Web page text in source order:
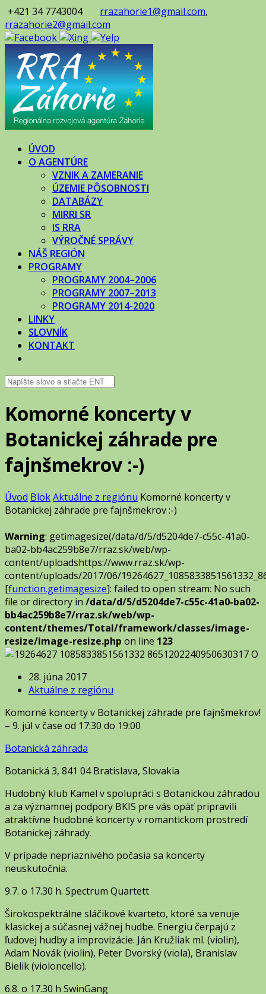
+421 34 7743004 rrazahorie1@gmail.com,
rrazahorie2@gmail.com
ÚVOD
O AGENTÚRE
VZNIK A ZAMERANIE
ÚZEMIE PÔSOBNOSTI
DATABÁZY
MIRRI SR
IS RRA
VÝROČNÉ SPRÁVY
NÁŠ REGIÓN
PROGRAMY
PROGRAMY 2004–2006
PROGRAMY 2007–2013
PROGRAMY 2014-2020
LINKY
SLOVNÍK
KONTAKT
Komorné koncerty v
Botanickej záhrade pre
fajnšmekrov :-)
Úvod BlokAktuálne z regiónu Komorné koncerty v
Botanickej záhrade pre fajnšmekrov :-)
Warning: getimagesize(/data/d/5/d5204de7-c55c-41a0-
ba02-bb4ac259b8e7/rraz.sk/web/wp-
content/uploadshttps://www.rraz.sk/wp-
content/uploads/2017/06/
[function.getimagesize]: failed to open stream: No such
file or directory in /data/d/5/d5204de7-c55c-41a0-ba02-
bb4ac259b8e7/rraz.sk/web/wp-
content/themes/Total/framework/classes/image-
resize/image-resize.php on line 123
28. júna 2017
Aktuálne z regiónu
Komorné koncerty v Botanickej záhrade pre fajnšmekrov!
– 9. júl v čase od 17:30 do 19:00
Botanická záhrada
Botanická 3, 841 04 Bratislava, Slovakia
Hudobný klub Kamel v spolupráci s Botanickou záhradou
a za významnej podpory BKIS pre vás opäť pripravili
atraktívne hudobné koncerty v romantickom prostredí
Botanickej záhrady.
V prípade nepriaznivého počasia sa koncerty
neuskutočnia.
9.7. o 17.30 h. Spectrum Quartett
Širokospektrálne sláčikové kvarteto, ktoré sa venuje
klasickej a súčasnej vážnej hudbe. Energiu čerpajú z
ľudovej hudby a improvizácie. Ján Kružliak ml. (violin),
Adam Novák (violin), Peter Dvorský (viola), Branislav
Bielik (violoncello).
6.8. o 17.30 h SwinGang